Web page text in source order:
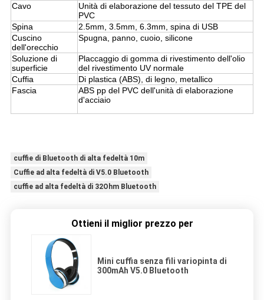
Cavo
Unità di elaborazione del tessuto del TPE del
PVC
Spina
2.5mm, 3.5mm, 6.3mm, spina di USB
Cuscino
dell'orecchio
Spugna, panno, cuoio, silicone
Soluzione di
superficie
Placcaggio di gomma di rivestimento dell'olio
del rivestimento UV normale
Cuffia
Di plastica (ABS), di legno, metallico
Fascia
ABS pp del PVC dell'unità di elaborazione
d'acciaio
cuffie di Bluetooth di alta fedeltà 10m
Cuffie ad alta fedeltà di V5.0 Bluetooth
cuffie ad alta fedeltà di 32Ohm Bluetooth
Ottieni il miglior prezzo per
Mini cuffia senza fili variopinta di
300mAh V5.0 Bluetooth